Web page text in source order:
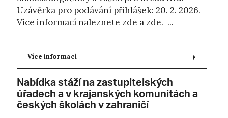
Uzávěrka pro podávání přihlášek: 20. 2. 2026.
Více informací naleznete zde a zde. ...
Více informací
Nabídka stáží na zastupitelských
úřadech a v krajanských komunitách a
českých školách v zahraničí